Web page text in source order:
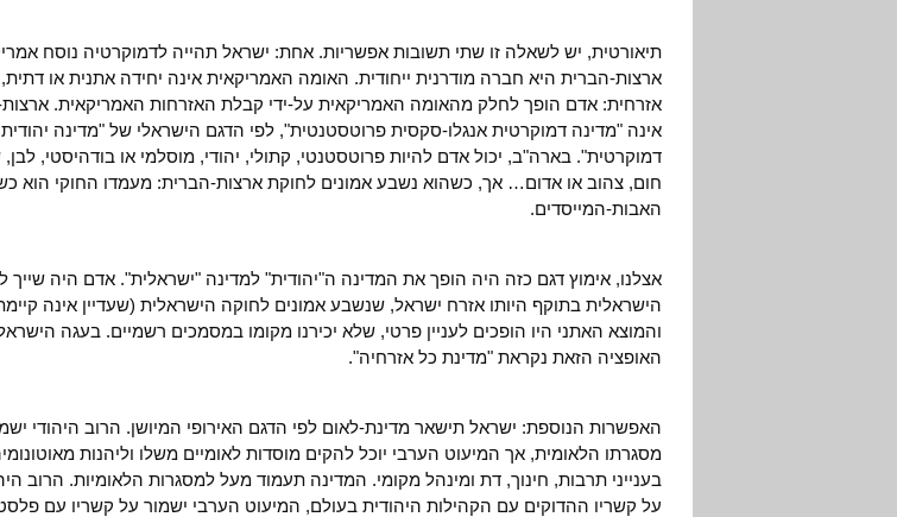
תיאורטית, יש לשאלה זו שתי תשובות אפשריות. אחת: ישראל תהייה לדמוקרטיה נוסח
ארצות-הברית היא חברה מודרנית ייחודית. האומה האמריקאית אינה יחידה אתנית או
אזרחית: אדם הופך לחלק מהאומה האמריקאית על-ידי קבלת האזרחות האמריקאית.
אינה "מדינה דמוקרטית אנגלו-סקסית פרוטסטנטית", לפי הדגם הישראלי של "מדינה יהודית
דמוקרטית". בארה"ב, יכול אדם להיות פרוטסטנטי, קתולי, יהודי, מוסלמי או בודהיסטי,
חום, צהוב או אדום… אך, כשהוא נשבע אמונים לחוקת ארצות-הברית: מעמדו החוקי הוא
האבות-המייסדים.
אצלנו, אימוץ דגם כזה היה הופך את המדינה ה"יהודית" למדינה "ישראלית". אדם היה שייך
הישראלית בתוקף היותו אזרח ישראל, שנשבע אמונים לחוקה הישראלית (שעדיין אינה
והמוצא האתני היו הופכים לעניין פרטי, שלא יכירנו מקומו במסמכים רשמיים. בעגה
האופציה הזאת נקראת "מדינת כל אזרחיה".
האפשרות הנוספת: ישראל תישאר מדינת-לאום לפי הדגם האירופי המיושן. הרוב היהודי
מסגרתו הלאומית, אך המיעוט הערבי יוכל להקים מוסדות לאומיים משלו וליהנות
בענייני תרבות, חינוך, דת ומינהל מקומי. המדינה תעמוד מעל למסגרות הלאומיות. הרוב
על קשריו ההדוקים עם הקהילות היהודית בעולם, המיעוט הערבי ישמור על קשריו עם